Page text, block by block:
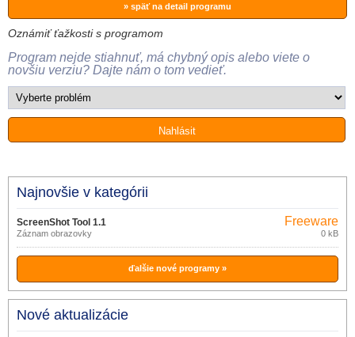
» späť na detail programu
Oznámiť ťažkosti s programom
Program nejde stiahnuť, má chybný opis alebo viete o
novšiu verziu? Dajte nám o tom vedieť.
Najnovšie v kategórii
ScreenShot Tool 1.1
Záznam obrazovky
Freeware
0 kB
ďalšie nové programy »
Nové aktualizácie